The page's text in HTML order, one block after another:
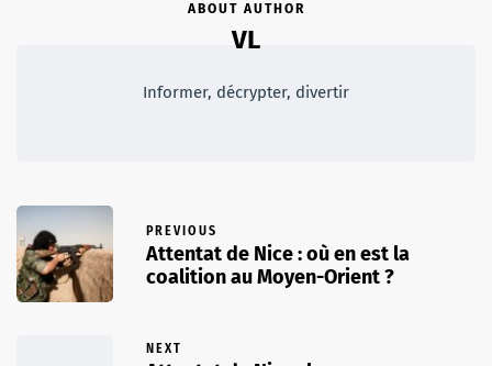
ABOUT AUTHOR
VL
Informer, décrypter, divertir
PREVIOUS
Attentat de Nice : où en est la
coalition au Moyen-Orient ?
NEXT